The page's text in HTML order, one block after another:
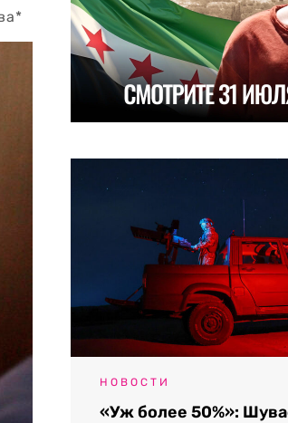
НОВОСТИ
«Уж более 50%»: